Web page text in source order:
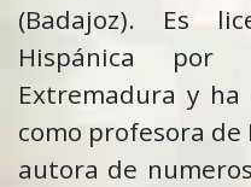
(Badajoz). Es
Hispánica por
Extremadura y
como profesora
autora de